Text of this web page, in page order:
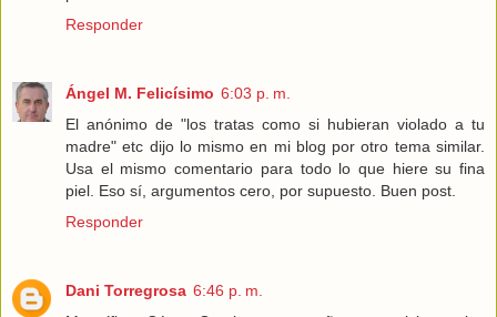
Responder
Ángel M. Felicísimo 6:03 p. m.
El anónimo de "los tratas como si hubieran violado a tu
madre" etc dijo lo mismo en mi blog por otro tema similar.
Usa el mismo comentario para todo lo que hiere su fina
piel. Eso sí, argumentos cero, por supuesto. Buen post.
Responder
Dani Torregrosa 6:46 p. m.